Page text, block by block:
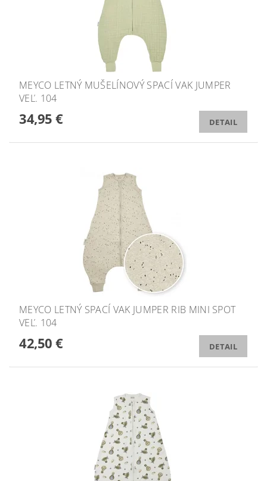
MEYCO LETNÝ MUŠELÍNOVÝ SPACÍ VAK JUMPER
VEĽ. 104
34,95 € DETAIL
MEYCO LETNÝ SPACÍ VAK JUMPER RIB MINI SPOT
VEĽ. 104
42,50 € DETAIL